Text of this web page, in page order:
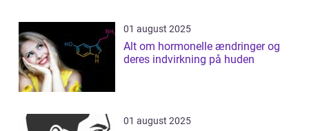
01 august 2025
Alt om hormonelle ændringer og
deres indvirkning på huden
01 august 2025